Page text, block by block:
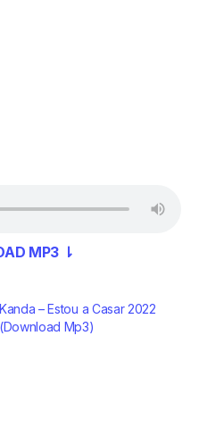
MP3 ⇂
Kanda – Estou a Casar 2022
(Download Mp3)